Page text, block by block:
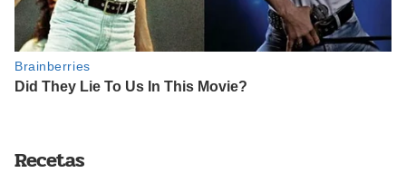
Recetas